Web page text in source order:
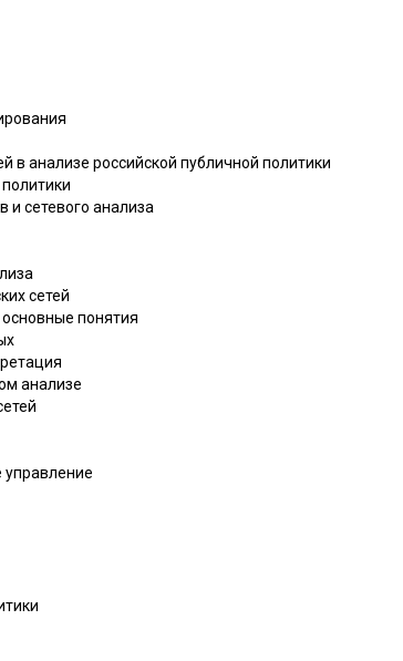
в анализе российской публичной политики
и сетевого анализа
сетей
понятия
анализе
управление